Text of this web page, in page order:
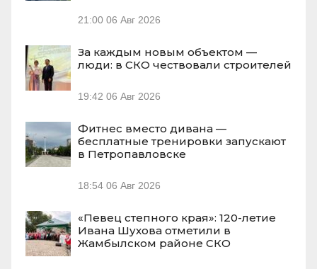
21:00 06 Авг 2026
За каждым новым объектом —
люди: в СКО чествовали строителей
19:42 06 Авг 2026
Фитнес вместо дивана —
бесплатные тренировки запускают
в Петропавловске
18:54 06 Авг 2026
«Певец степного края»: 120-летие
Ивана Шухова отметили в
Жамбылском районе СКО